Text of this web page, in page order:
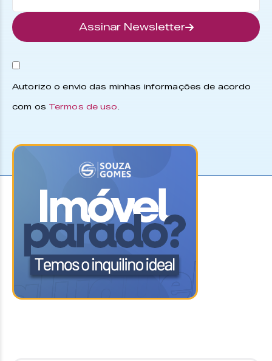
Assinar Newsletter
Autorizo o envio das minhas informações de acordo
com os Termos de uso.